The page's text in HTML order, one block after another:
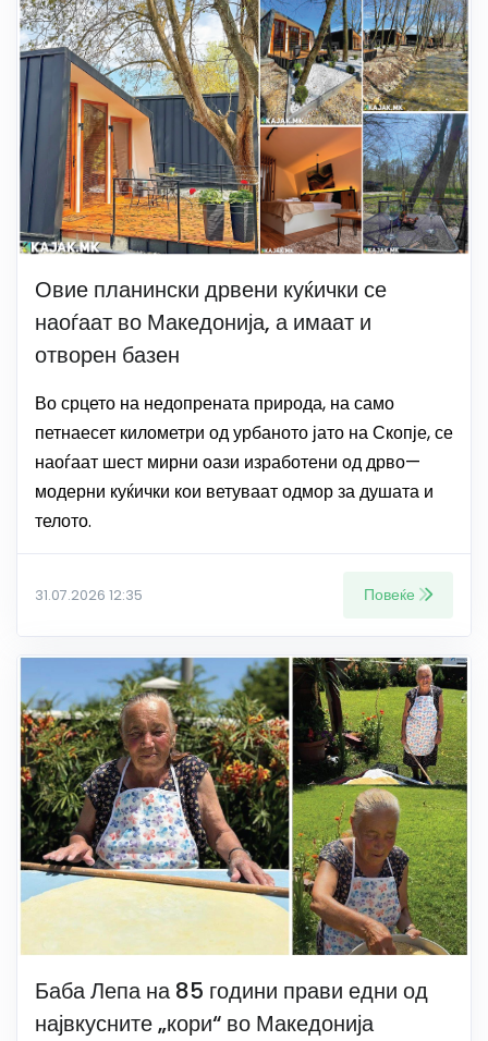
Овие планински дрвени куќички се
наоѓаат во Македонија, а имаат и
отворен базен
Во срцето на недопрената природа, на само
петнаесет километри од урбаното јато на Скопје, се
наоѓаат шест мирни оази изработени од дрво—
модерни куќички кои ветуваат одмор за душата и
телото.
31.07.2026 12:35 Повеќе
Баба Лепа на 85 години прави едни од
највкусните „кори“ во Македонија